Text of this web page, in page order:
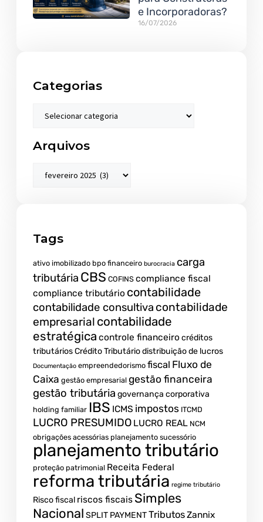
e Incorporadoras?
16/07/2026
Categorias
Arquivos
Tags
ativo imobilizado bpo financeiro burocracia carga
tributária CBS COFINS compliance fiscal
compliance tributário contabilidade
contabilidade consultiva contabilidade
empresarial contabilidade
estratégica controle financeiro créditos
tributáriosCrédito Tributáriodistribuição de lucros
Documentação empreendedorismo fiscal Fluxo de
Caixa gestão empresarial gestão financeira
gestão tributária governança corporativa
holding familiar IBS ICMS impostos ITCMD
LUCRO PRESUMIDO LUCRO REAL NCM
obrigações acessórias planejamento sucessório
planejamento tributário
proteção patrimonial Receita Federal
reforma tributária regime tributário
Risco fiscal riscos fiscais Simples
Nacional SPLIT PAYMENTTributosZannix